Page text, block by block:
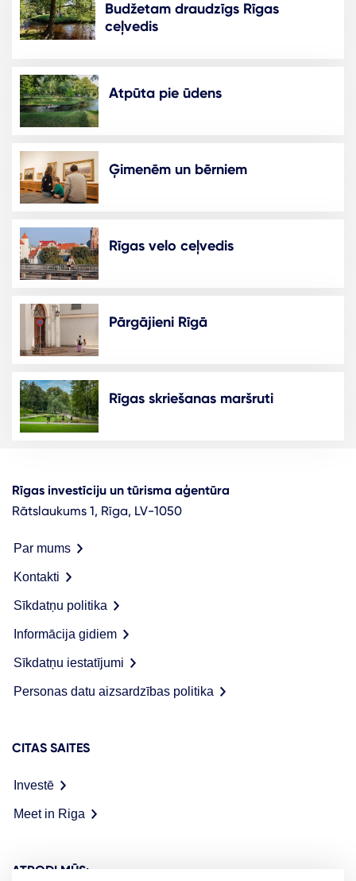
Budžetam draudzīgs Rīgas
ceļvedis
Atpūta pie ūdens
Ģimenēm un bērniem
Rīgas velo ceļvedis
Pārgājieni Rīgā
Rīgas skriešanas maršruti
Rīgas investīciju un tūrisma aģentūra
Rātslaukums 1, Rīga, LV-1050
Par mums
Kontakti
Sīkdatņu politika
Informācija gidiem
Sīkdatņu iestatījumi
Personas datu aizsardzības politika
CITAS SAITES
Investē
Meet in Riga
ATRODI MŪS: